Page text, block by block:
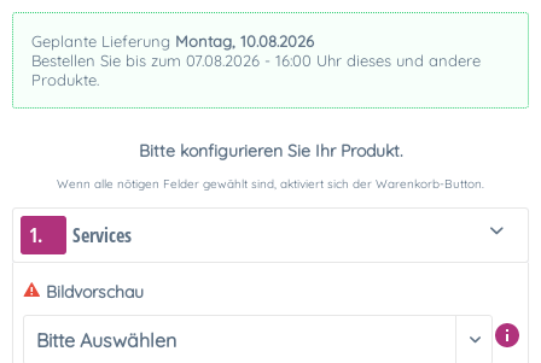
Geplante Lieferung Montag, 10.08.2026
Bestellen Sie bis zum 07.08.2026 - 16:00 Uhr dieses und andere
Produkte.
Bitte konfigurieren Sie Ihr Produkt.
Wenn alle nötigen Felder gewählt sind, aktiviert sich der Warenkorb-Button.
1. Services
Bildvorschau